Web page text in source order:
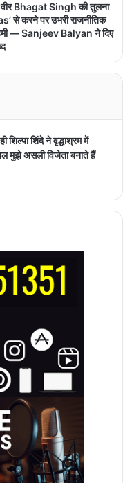
वीर Bhagat Singh की तुलना
से करने पर उभरी राजनीतिक
— Sanjeev Balyan ने दिए
शिल्पा शिंदे ने वृद्धाश्रम में
मुझे असली विजेता बनाते हैं